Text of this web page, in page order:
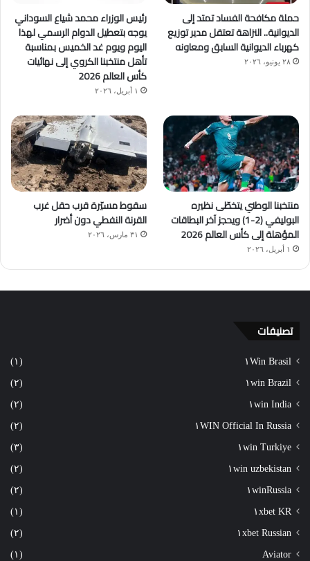
حملة مكافحة الفساد تمتد إلى
الديوانية.. النزاهة تعتقل مدير توزيع
كهرباء الديوانية السابق ومعاونه
٢٨ يونيو، ٢٠٢٦
رئيس الوزراء محمد شياع السوداني
يوجه بتعطيل الدوام الرسمي لهذا
اليوم ويوم غد الخميس بمناسبة
تأهل منتخبنا الكروي إلى نهائيات
كأس العالم 2026
١ أبريل، ٢٠٢٦
منتخبنا الوطني يتخطّى نظيره
البوليفي (2-1) ويحجز آخر البطاقات
المؤهلة إلى كأس العالم 2026
١ أبريل، ٢٠٢٦
سقوط مسيّرة قرب حقل غرب
القرنة النفطي دون أضرار
٣١ مارس، ٢٠٢٦
تصنيفات
١Win Brasil (١)
١win Brazil (٢)
١win India (٢)
١WIN Official In Russia (٢)
١win Turkiye (٣)
١win uzbekistan (٢)
١winRussia (٢)
١xbet KR (١)
١xbet Russian (٢)
Aviator (١)